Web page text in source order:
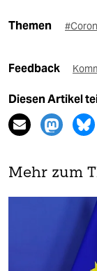
Themen
Feedback
Diesen Artikel
Mehr zum